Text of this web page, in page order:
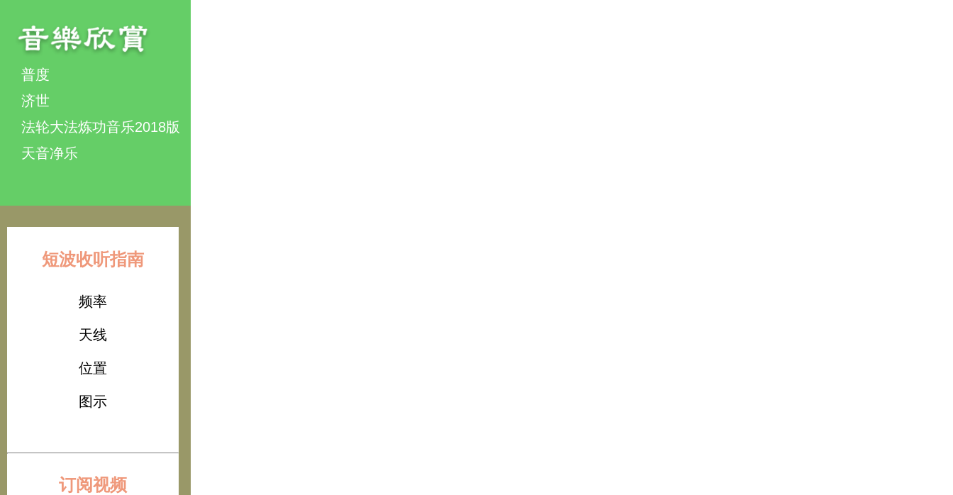
普度
济世
法轮大法炼功音乐2018版
天音净乐
短波收听指南
频率
天线
位置
图示
订阅视频